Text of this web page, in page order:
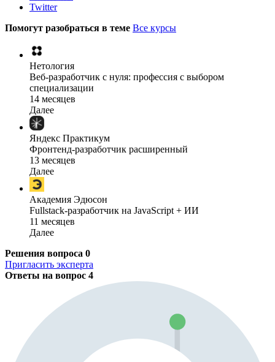
Twitter
Помогут разобраться в теме Все курсы
Нетология
Веб-разработчик с нуля: профессия с выбором
специализации
14 месяцев
Далее
Яндекс Практикум
Фронтенд-разработчик расширенный
13 месяцев
Далее
Академия Эдюсон
Fullstack-разработчик на JavaScript + ИИ
11 месяцев
Далее
Решения вопроса 0
Пригласить эксперта
Ответы на вопрос 4